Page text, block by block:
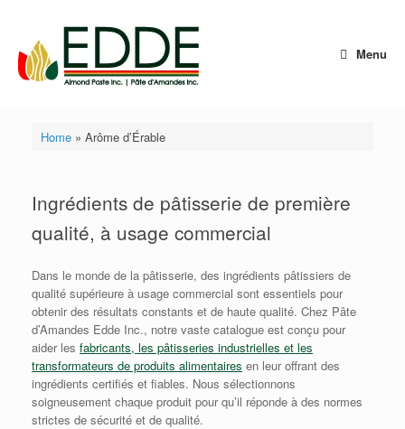
content
Menu
Home» Arôme d’Érable
Ingrédients de pâtisserie de première
qualité, à usage commercial
Dans le monde de la pâtisserie, des ingrédients pâtissiers de
qualité supérieure à usage commercial sont essentiels pour
obtenir des résultats constants et de haute qualité. Chez Pâte
d’Amandes Edde Inc., notre vaste catalogue est conçu pour
aider les fabricants, les pâtisseries industrielles et les
transformateurs de produits alimentaires en leur offrant des
ingrédients certifiés et fiables. Nous sélectionnons
soigneusement chaque produit pour qu’il réponde à des normes
strictes de sécurité et de qualité.